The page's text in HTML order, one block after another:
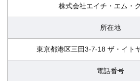
株式会社エイチ・エム・
所在地
東京都港区三田3-7-18 ザ・イト
電話番号